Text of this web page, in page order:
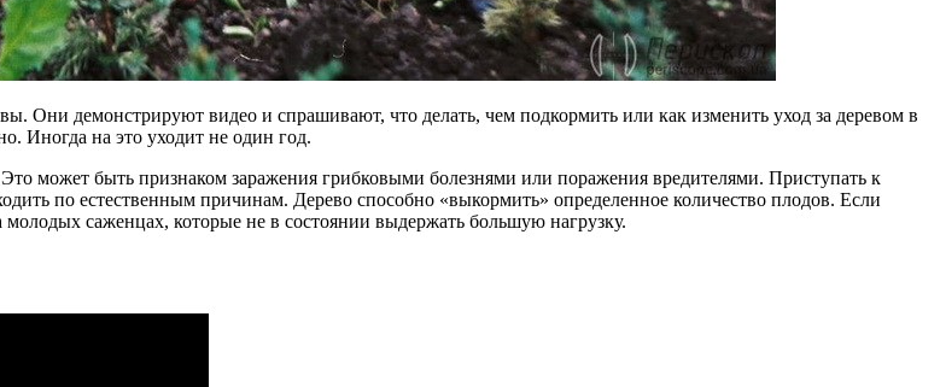
Они демонстрируют видео и спрашивают, что делать, чем подкормить или как изменить уход за деревом в
Иногда на это уходит не один год.
может быть признаком заражения грибковыми болезнями или поражения вредителями. Приступать к
по естественным причинам. Дерево способно «выкормить» определенное количество плодов. Если
молодых саженцах, которые не в состоянии выдержать большую нагрузку.